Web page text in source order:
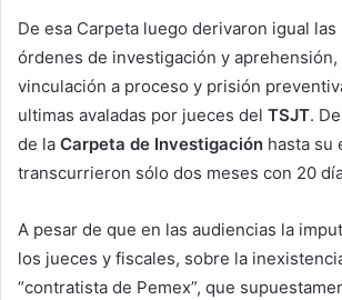
De esa Carpeta luego derivaron igual
órdenes de investigación y aprehensión,
vinculación a proceso y prisión
ultimas avaladas por jueces del TSJT.
de la Carpeta de Investigación hasta su
transcurrieron sólo dos meses con 20
A pesar de que en las audiencias la
los jueces y fiscales, sobre la
“contratista de Pemex”, que